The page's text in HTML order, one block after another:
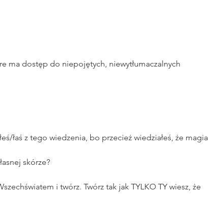
ma dostęp do niepojętych, niewytłumaczalnych
łaś z tego wiedzenia, bo przecież wiedziałeś, że magia
skórze?
i twórz. Twórz tak jak TYLKO TY wiesz, że